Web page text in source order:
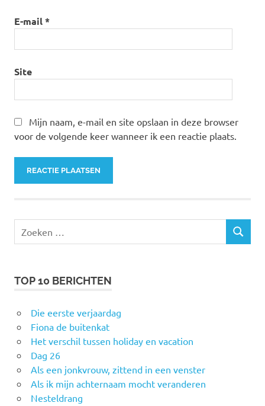
E-mail*
Site
Mijn naam, e-mail en site opslaan in deze browser
voor de volgende keer wanneer ik een reactie plaats.
naar:
ZOEKEN
TOP 10 BERICHTEN
Die eerste verjaardag
Fiona de buitenkat
Het verschil tussen holiday en vacation
Dag 26
Als een jonkvrouw, zittend in een venster
Als ik mijn achternaam mocht veranderen
Nesteldrang